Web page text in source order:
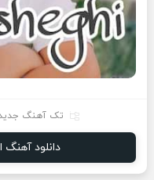
تک آهنگ
دانلود آهنگ